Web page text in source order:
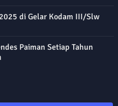
di Gelar Kodam III/Slw
Paiman Setiap Tahun